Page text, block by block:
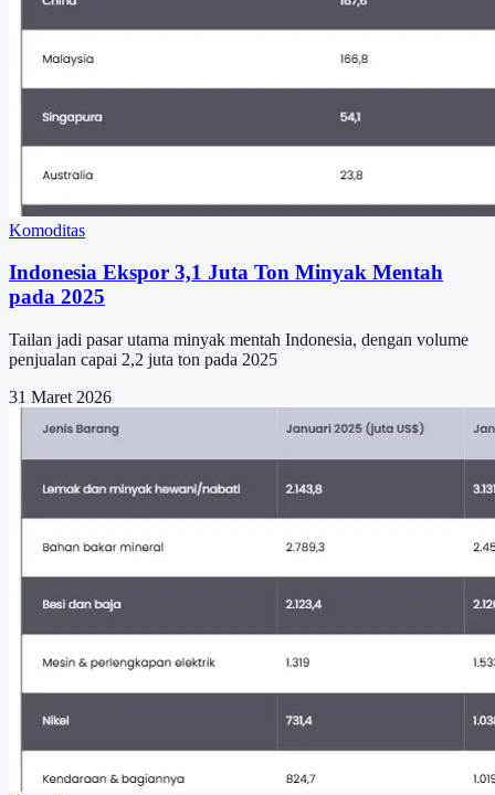
Komoditas
Indonesia Ekspor 3,1 Juta Ton Minyak Mentah
pada 2025
Tailan jadi pasar utama minyak mentah Indonesia, dengan volume
penjualan capai 2,2 juta ton pada 2025
31 Maret 2026